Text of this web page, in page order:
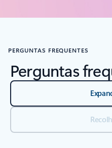
PERGUNTAS FREQUENTES
Perguntas